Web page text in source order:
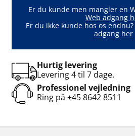
Er du kunde men mangler en
Web adgang
Er du ikke kunde hos os endnu?
adgang her
Hurtig levering
Levering 4 til 7 dage.
Professionel vejledning
Ring på +45 8642 8511